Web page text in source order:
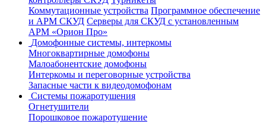
Коммутационные устройства Программное обеспечение
и АРМ СКУД Серверы для СКУД с установленным
АРМ «Орион Про»
Домофонные системы, интеркомы
Многоквартирные домофоны
Малоабонентские домофоны
Интеркомы и переговорные устройства
Запасные части к видеодомофонам
Системы пожаротушения
Огнетушители
Порошковое пожаротушение